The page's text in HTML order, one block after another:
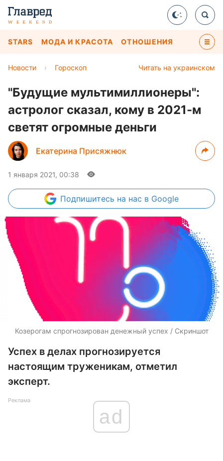
STARS МОДА И КРАСОТА ОТНОШЕНИЯ
Читать на украинском
Новости › Гороскоп
"Будущие мультимиллионеры":
астролог сказал, кому в 2021-м
светят огромные деньги
Екатерина Присяжнюк
1 января 2021, 00:38
Подпишитесь на нас в Google
Козерогам спрогнозирован денежный успех / Скриншот
Успех в делах прогнозируется
настоящим труженикам, отметил
эксперт.
Реклама
ad